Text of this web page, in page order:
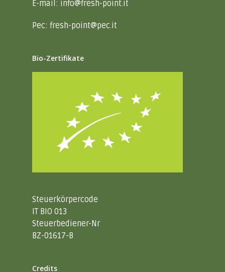
E-mail: info@fresh-point.it
Pec: fresh-point@pec.it
Bio-Zertifikate
Steuerkörpercode
IT BIO 013
Steuerbediener-Nr
BZ-01617-B
Credits